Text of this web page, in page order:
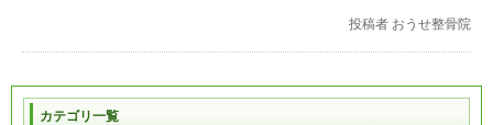
投稿者 おうせ整骨院
カテゴリ一覧